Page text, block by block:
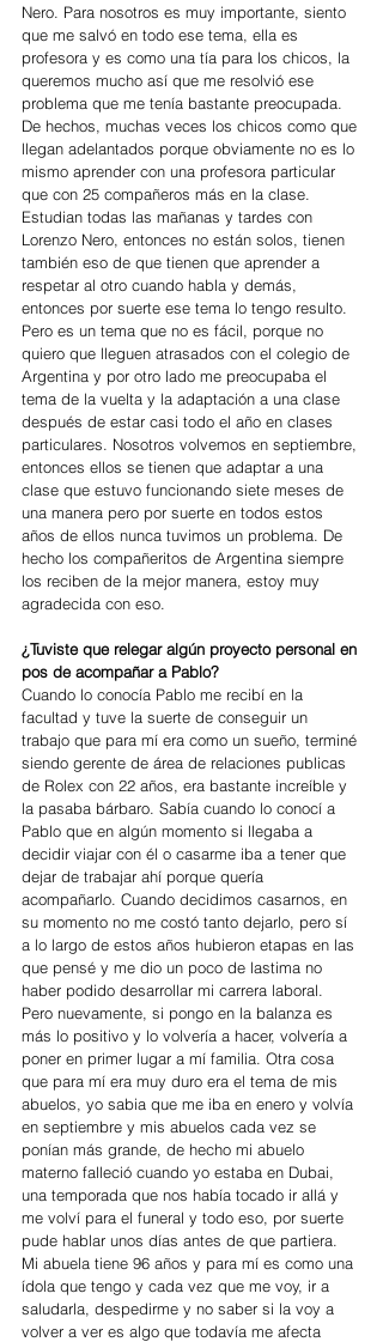
Nero. Para nosotros es muy importante, siento
que me salvó en todo ese tema, ella es
profesora y es como una tía para los chicos, la
queremos mucho así que me resolvió ese
problema que me tenía bastante preocupada.
De hechos, muchas veces los chicos como que
llegan adelantados porque obviamente no es lo
mismo aprender con una profesora particular
que con 25 compañeros más en la clase.
Estudian todas las mañanas y tardes con
Lorenzo Nero, entonces no están solos, tienen
también eso de que tienen que aprender a
respetar al otro cuando habla y demás,
entonces por suerte ese tema lo tengo resulto.
Pero es un tema que no es fácil, porque no
quiero que lleguen atrasados con el colegio de
Argentina y por otro lado me preocupaba el
tema de la vuelta y la adaptación a una clase
después de estar casi todo el año en clases
particulares. Nosotros volvemos en septiembre,
entonces ellos se tienen que adaptar a una
clase que estuvo funcionando siete meses de
una manera pero por suerte en todos estos
años de ellos nunca tuvimos un problema. De
hecho los compañeritos de Argentina siempre
los reciben de la mejor manera, estoy muy
agradecida con eso.
¿Tuviste que relegar algún proyecto personal en
pos de acompañar a Pablo?
Cuando lo conocía Pablo me recibí en la
facultad y tuve la suerte de conseguir un
trabajo que para mí era como un sueño, terminé
siendo gerente de área de relaciones publicas
de Rolex con 22 años, era bastante increíble y
la pasaba bárbaro. Sabía cuando lo conocí a
Pablo que en algún momento si llegaba a
decidir viajar con él o casarme iba a tener que
dejar de trabajar ahí porque quería
acompañarlo. Cuando decidimos casarnos, en
su momento no me costó tanto dejarlo, pero sí
a lo largo de estos años hubieron etapas en las
que pensé y me dio un poco de lastima no
haber podido desarrollar mi carrera laboral.
Pero nuevamente, si pongo en la balanza es
más lo positivo y lo volvería a hacer, volvería a
poner en primer lugar a mí familia. Otra cosa
que para mí era muy duro era el tema de mis
abuelos, yo sabia que me iba en enero y volvía
en septiembre y mis abuelos cada vez se
ponían más grande, de hecho mi abuelo
materno falleció cuando yo estaba en Dubai,
una temporada que nos había tocado ir allá y
me volví para el funeral y todo eso, por suerte
pude hablar unos días antes de que partiera.
Mi abuela tiene 96 años y para mí es como una
ídola que tengo y cada vez que me voy, ir a
saludarla, despedirme y no saber si la voy a
volver a ver es algo que todavía me afecta